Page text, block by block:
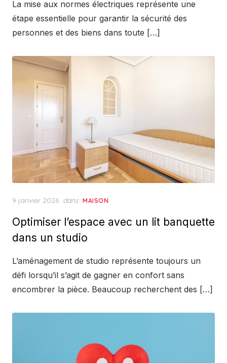
La mise aux normes électriques représente une
étape essentielle pour garantir la sécurité des
personnes et des biens dans toute […]
Posted
9 janvier 2026 dans MAISON
Optimiser l’espace avec un lit banquette
dans un studio
L’aménagement de studio représente toujours un
défi lorsqu’il s’agit de gagner en confort sans
encombrer la pièce. Beaucoup recherchent des […]